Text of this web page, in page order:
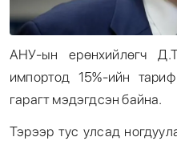
АНУ-ын ерөнхийлөгч
импортод 15%-ийн
гарагт мэдэгдсэн байна.
Тэрээр тус улсад